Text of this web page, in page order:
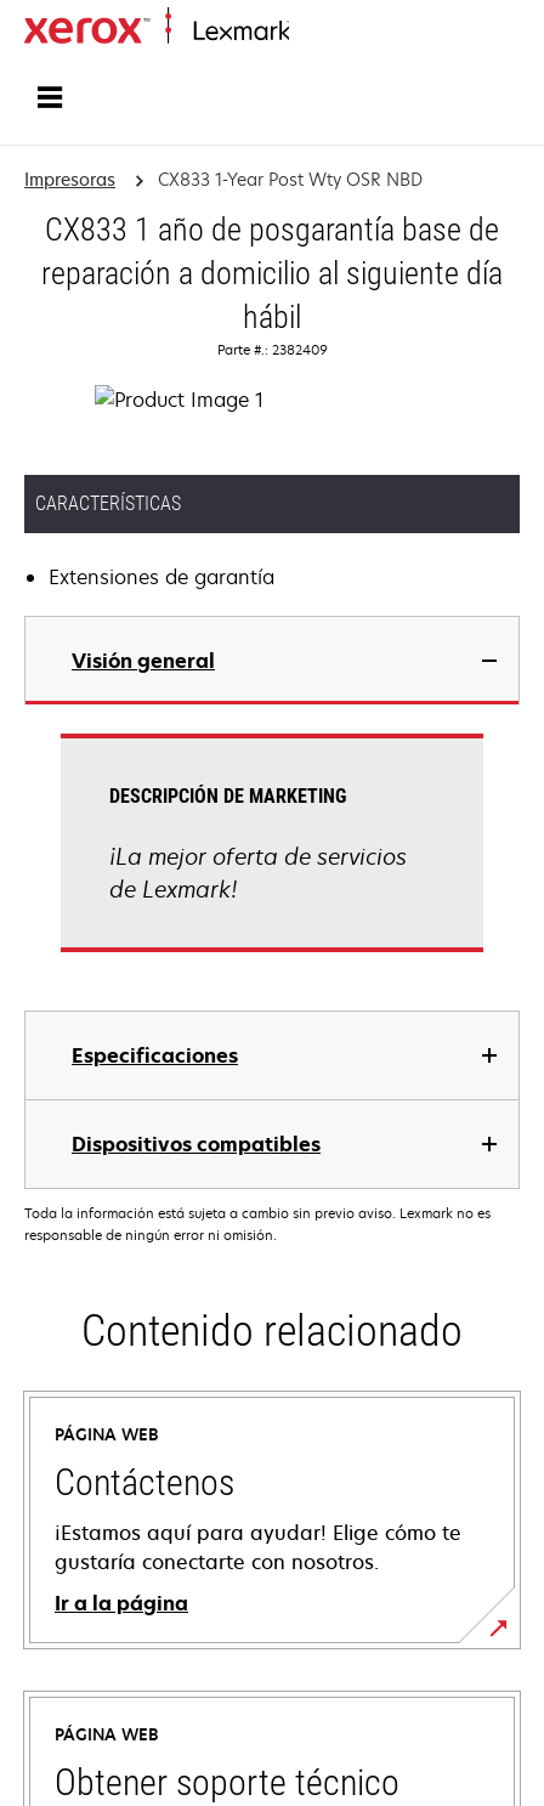
Impresoras CX833 1-Year Post Wty OSR NBD
CX833 1 año de posgarantía base de
reparación a domicilio al siguiente día
hábil
Parte #.: 2382409
CARACTERÍSTICAS
Extensiones de garantía
Visión general
Especificaciones
Dispositivos compatibles
DESCRIPCIÓN DE MARKETING
¡La mejor oferta de servicios
de Lexmark!
Toda la información está sujeta a cambio sin previo aviso. Lexmark no es
responsable de ningún error ni omisión.
Contenido relacionado
PÁGINA WEB
Contáctenos
¡Estamos aquí para ayudar! Elige cómo te
gustaría conectarte con nosotros.
Ir a la página
PÁGINA WEB
Obtener soporte técnico